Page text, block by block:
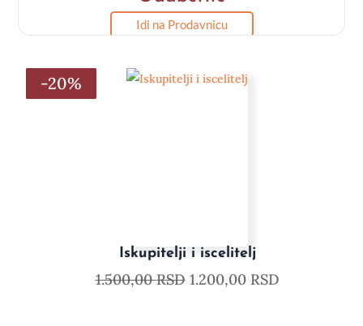
Idi na Prodavnicu
-20%
Iskupitelji i iscelitelj
1.500,00RSD 1.200,00 RSD
-20%
-20%
-20%
-20%
-20%